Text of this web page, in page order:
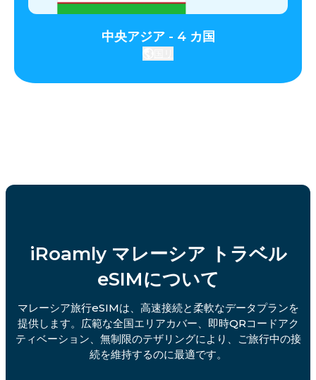
中央アジア - 4 カ国
iRoamly マレーシア トラベル
eSIMについて
マレーシア旅行eSIMは、高速接続と柔軟なデータプランを
提供します。広範な全国エリアカバー、即時QRコードアク
ティベーション、無制限のテザリングにより、ご旅行中の接
続を維持するのに最適です。